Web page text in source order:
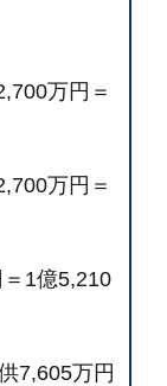
万円＝
万円＝
1億5,210
7,605万円